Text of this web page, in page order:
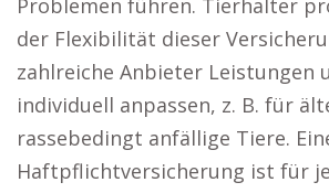
Problemen führen. Tierhalter
der Flexibilität dieser
zahlreiche Anbieter Leistungen
individuell anpassen, z. B. für
rassebedingt anfällige Tiere.
Haftpflichtversicherung ist für